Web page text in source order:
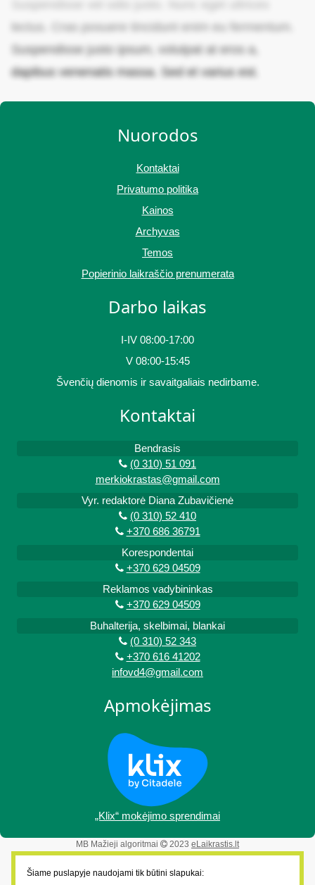
lectus. Cras posuere tincidunt enim eu fermentum.
Suspendisse justo ipsum, volutpat at eros a,
dapibus venenatis massa. Sed et varius est.
Nuorodos
Kontaktai
Privatumo politika
Kainos
Archyvas
Temos
Popierinio laikraščio prenumerata
Darbo laikas
I-IV 08:00-17:00
V 08:00-15:45
Švenčių dienomis ir savaitgaliais nedirbame.
Kontaktai
Bendrasis
(0 310) 51 091
merkiokrastas@gmail.com
Vyr. redaktorė Diana Zubavičienė
(0 310) 52 410
+370 686 36791
Korespondentai
+370 629 04509
Reklamos vadybininkas
+370 629 04509
Buhalterija, skelbimai, blankai
(0 310) 52 343
+370 616 41202
infovd4@gmail.com
Apmokėjimas
„Klix“ mokėjimo sprendimai
MB Mažieji algoritmai 2023 eLaikrastis.lt
Šiame puslapyje naudojami tik būtini slapukai: